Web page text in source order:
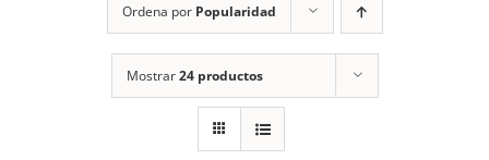
Ordena por Popularidad
Mostrar24 productos